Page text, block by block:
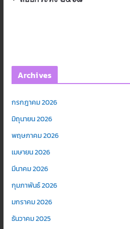
Archives
กรกฎาคม 2026
มิถุนายน 2026
พฤษภาคม 2026
เมษายน 2026
มีนาคม 2026
กุมภาพันธ์ 2026
มกราคม 2026
ธันวาคม 2025